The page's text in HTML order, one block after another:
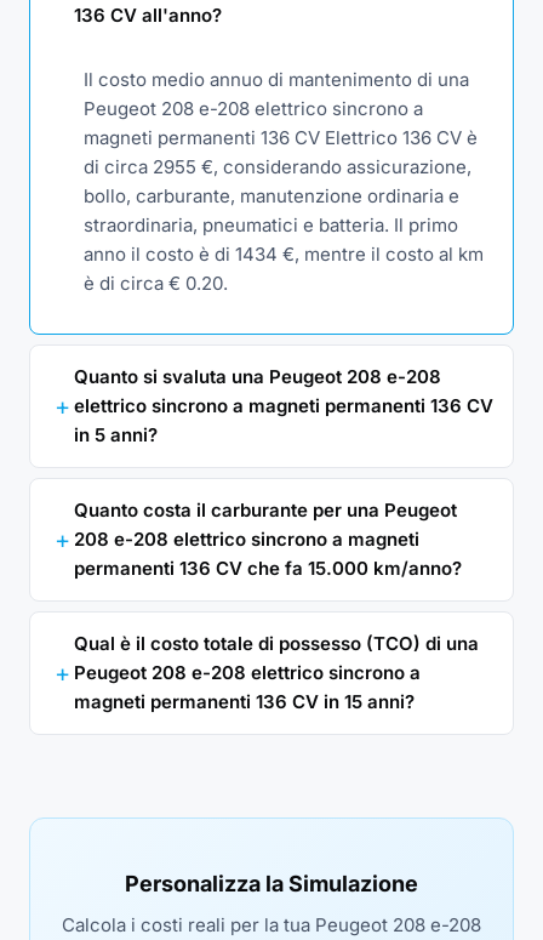
136 CV all'anno?
Il costo medio annuo di mantenimento di una
Peugeot 208 e-208 elettrico sincrono a
magneti permanenti 136 CV Elettrico 136 CV è
di circa 2955 €, considerando assicurazione,
bollo, carburante, manutenzione ordinaria e
straordinaria, pneumatici e batteria. Il primo
anno il costo è di 1434 €, mentre il costo al km
è di circa € 0.20.
Quanto si svaluta una Peugeot 208 e-208
elettrico sincrono a magneti permanenti 136 CV
in 5 anni?
Quanto costa il carburante per una Peugeot
208 e-208 elettrico sincrono a magneti
permanenti 136 CV che fa 15.000 km/anno?
Qual è il costo totale di possesso (TCO) di una
Peugeot 208 e-208 elettrico sincrono a
magneti permanenti 136 CV in 15 anni?
Personalizza la Simulazione
Calcola i costi reali per la tua Peugeot 208 e-208